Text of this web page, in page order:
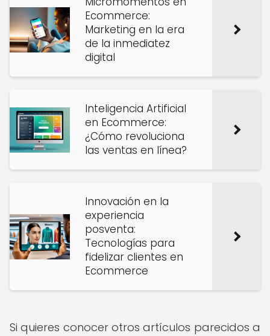
Ecommerce:
Marketing en la era
de la inmediatez
digital
Inteligencia Artificial
en Ecommerce:
¿Cómo revoluciona
las ventas en línea?
Innovación en la
experiencia
posventa:
Tecnologías para
fidelizar clientes en
Ecommerce
Si quieres conocer otros artículos parecidos a